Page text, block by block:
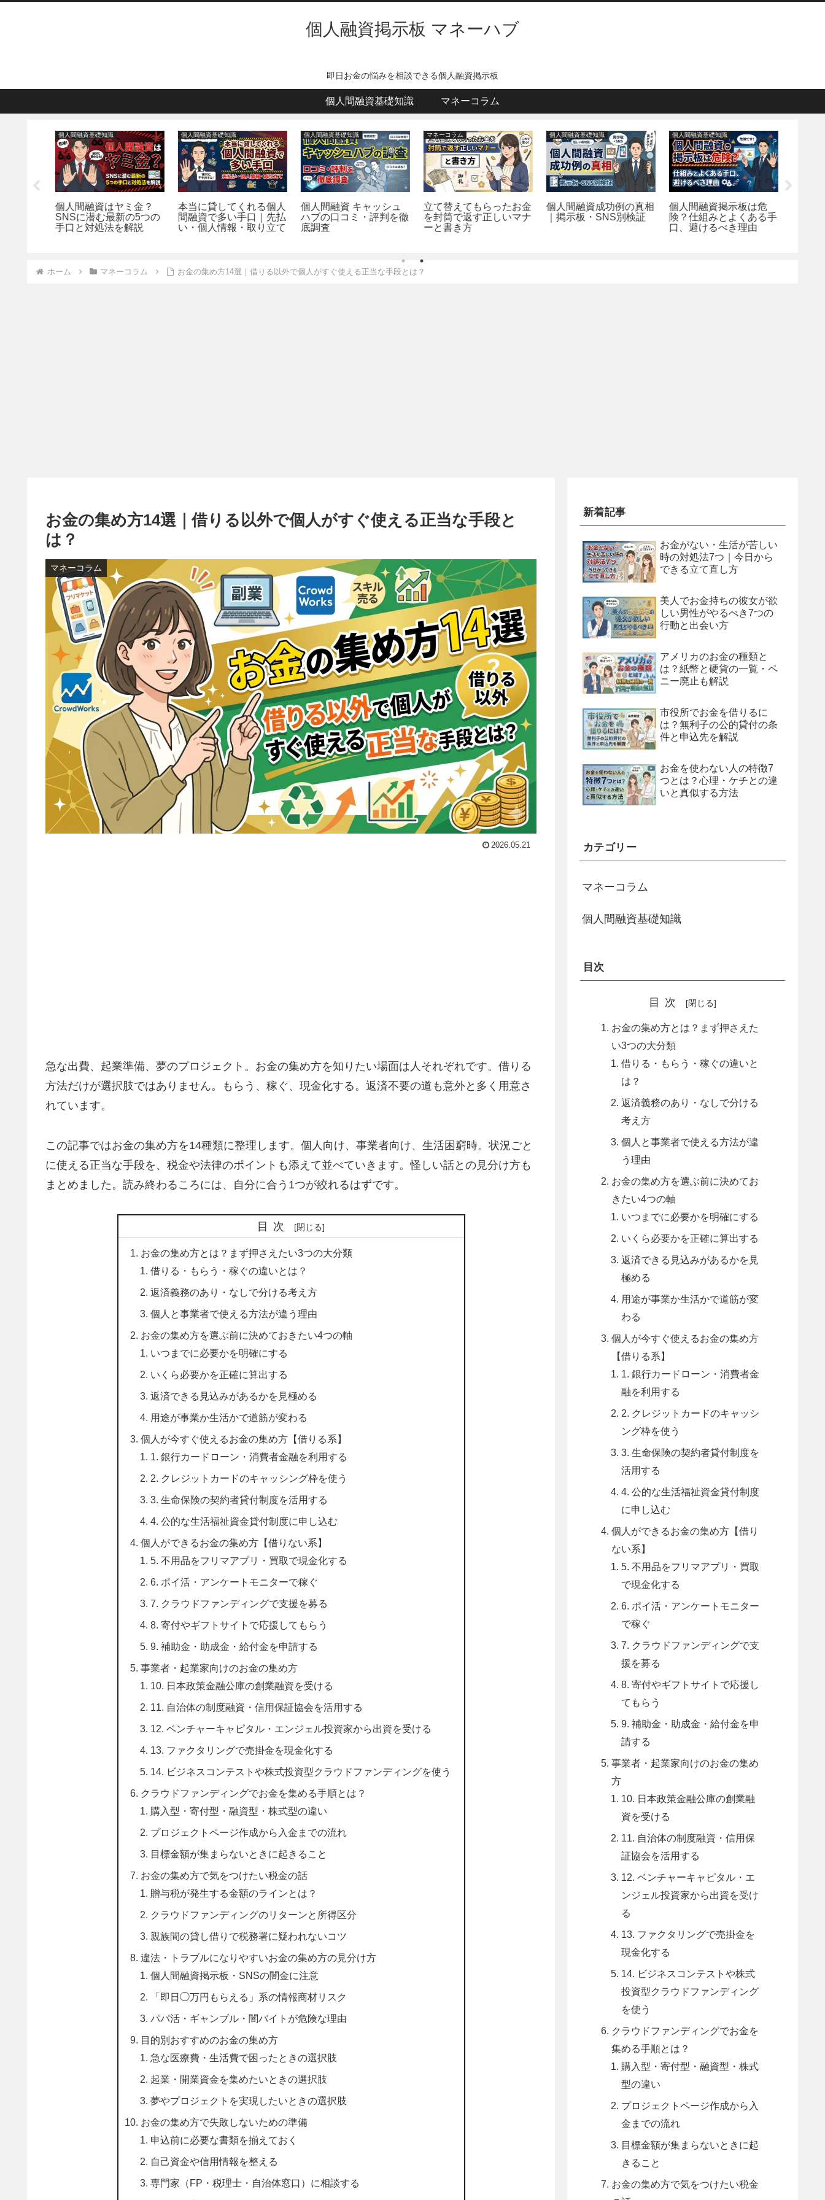
個人融資掲示板 マネーハブ
即日お金の悩みを相談できる個人融資掲示板
個人間融資基礎知識 マネーコラム
個人間融資基礎知識
個人間融資はヤミ金？
SNSに潜む最新の5つの
手口と対処法を解説
個人間融資基礎知識
本当に貸してくれる個人
間融資で多い手口｜先払
い・個人情報・取り立て
個人間融資基礎知識
個人間融資 キャッシュ
ハブの口コミ・評判を徹
底調査
マネーコラム
立て替えてもらったお金
を封筒で返す正しいマナ
ーと書き方
個人間融資基礎知識
個人間融資成功例の真相
｜掲示板・SNS別検証
個人間融資基礎知識
個人間融資掲示板は危
険？仕組みとよくある手
口、避けるべき理由
ホーム マネーコラム お金の集め方14選｜借りる以外で個人がすぐ使える正当な手段とは？
お金の集め方14選｜借りる以外で個人がすぐ使える正当な手段と
は？
マネーコラム
2026.05.21
急な出費、起業準備、夢のプロジェクト。お金の集め方を知りたい場面は人それぞれです。借りる
方法だけが選択肢ではありません。もらう、稼ぐ、現金化する。返済不要の道も意外と多く用意さ
れています。
この記事ではお金の集め方を14種類に整理します。個人向け、事業者向け、生活困窮時。状況ごと
に使える正当な手段を、税金や法律のポイントも添えて並べていきます。怪しい話との見分け方も
まとめました。読み終わるころには、自分に合う1つが絞れるはずです。
目次
お金の集め方とは？まず押さえたい3つの大分類
借りる・もらう・稼ぐの違いとは？
返済義務のあり・なしで分ける考え方
個人と事業者で使える方法が違う理由
お金の集め方を選ぶ前に決めておきたい4つの軸
いつまでに必要かを明確にする
いくら必要かを正確に算出する
返済できる見込みがあるかを見極める
用途が事業か生活かで道筋が変わる
個人が今すぐ使えるお金の集め方【借りる系】
1. 銀行カードローン・消費者金融を利用する
2. クレジットカードのキャッシング枠を使う
3. 生命保険の契約者貸付制度を活用する
4. 公的な生活福祉資金貸付制度に申し込む
個人ができるお金の集め方【借りない系】
5. 不用品をフリマアプリ・買取で現金化する
6. ポイ活・アンケートモニターで稼ぐ
7. クラウドファンディングで支援を募る
8. 寄付やギフトサイトで応援してもらう
9. 補助金・助成金・給付金を申請する
事業者・起業家向けのお金の集め方
10. 日本政策金融公庫の創業融資を受ける
11. 自治体の制度融資・信用保証協会を活用する
12. ベンチャーキャピタル・エンジェル投資家から出資を受ける
13. ファクタリングで売掛金を現金化する
14. ビジネスコンテストや株式投資型クラウドファンディングを使う
クラウドファンディングでお金を集める手順とは？
購入型・寄付型・融資型・株式型の違い
プロジェクトページ作成から入金までの流れ
目標金額が集まらないときに起きること
お金の集め方で気をつけたい税金の話
贈与税が発生する金額のラインとは？
クラウドファンディングのリターンと所得区分
親族間の貸し借りで税務署に疑われないコツ
違法・トラブルになりやすいお金の集め方の見分け方
個人間融資掲示板・SNSの闇金に注意
「即日◯万円もらえる」系の情報商材リスク
パパ活・ギャンブル・闇バイトが危険な理由
目的別おすすめのお金の集め方
急な医療費・生活費で困ったときの選択肢
起業・開業資金を集めたいときの選択肢
夢やプロジェクトを実現したいときの選択肢
お金の集め方で失敗しないための準備
申込前に必要な書類を揃えておく
自己資金や信用情報を整える
専門家（FP・税理士・自治体窓口）に相談する
新着記事
お金がない・生活が苦しい
時の対処法7つ｜今日から
できる立て直し方
美人でお金持ちの彼女が欲
しい男性がやるべき7つの
行動と出会い方
アメリカのお金の種類と
は？紙幣と硬貨の一覧・ペ
ニー廃止も解説
市役所でお金を借りるに
は？無利子の公的貸付の条
件と申込先を解説
お金を使わない人の特徴7
つとは？心理・ケチとの違
いと真似する方法
カテゴリー
マネーコラム
個人間融資基礎知識
目次
目次
お金の集め方とは？まず押さえた
い3つの大分類
借りる・もらう・稼ぐの違いと
は？
返済義務のあり・なしで分ける
考え方
個人と事業者で使える方法が違
う理由
お金の集め方を選ぶ前に決めてお
きたい4つの軸
いつまでに必要かを明確にする
いくら必要かを正確に算出する
返済できる見込みがあるかを見
極める
用途が事業か生活かで道筋が変
わる
個人が今すぐ使えるお金の集め方
【借りる系】
1. 銀行カードローン・消費者金
融を利用する
2. クレジットカードのキャッシ
ング枠を使う
3. 生命保険の契約者貸付制度を
活用する
4. 公的な生活福祉資金貸付制度
に申し込む
個人ができるお金の集め方【借り
ない系】
5. 不用品をフリマアプリ・買取
で現金化する
6. ポイ活・アンケートモニター
で稼ぐ
7. クラウドファンディングで支
援を募る
8. 寄付やギフトサイトで応援し
てもらう
9. 補助金・助成金・給付金を申
請する
事業者・起業家向けのお金の集め
方
10. 日本政策金融公庫の創業融
資を受ける
11. 自治体の制度融資・信用保
証協会を活用する
12. ベンチャーキャピタル・エ
ンジェル投資家から出資を受け
る
13. ファクタリングで売掛金を
現金化する
14. ビジネスコンテストや株式
投資型クラウドファンディング
を使う
クラウドファンディングでお金を
集める手順とは？
購入型・寄付型・融資型・株式
型の違い
プロジェクトページ作成から入
金までの流れ
目標金額が集まらないときに起
きること
お金の集め方で気をつけたい税金